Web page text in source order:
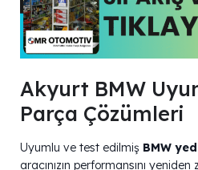
Akyurt BMW
Parça Çözümleri
Uyumlu ve test edilmiş BMW
aracınızın performansını yeniden